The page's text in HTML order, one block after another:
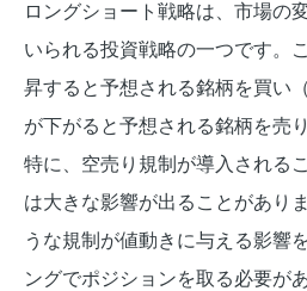
ロングショート戦略は、市場の
いられる投資戦略の一つです。
昇すると予想される銘柄を買い
が下がると予想される銘柄を売
特に、空売り規制が導入される
は大きな影響が出ることがあり
うな規制が値動きに与える影響
ングでポジションを取る必要が